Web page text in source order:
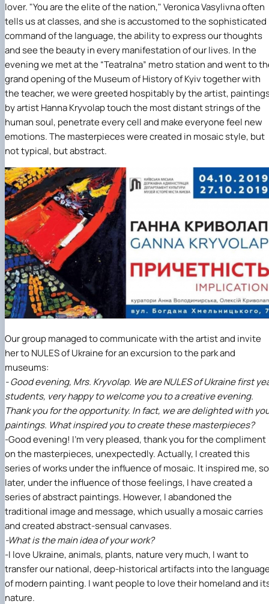
Іноземні мови
Працевлаштування
Їдальні та буфети
Студентські квитки
Центр вивчення мов
Психологічна підтримка
Інклюзивне середовище
Рада молодих вчених
Наукові школи
Стартап школа НУБіП України
Методичні рекомендації, пам'ятки
Форми документів
Патентно-ліцензійна діяльність
ЦКНО «Агропромисловий комплекс, лісове і
садово-паркове господарство, ветеринарна
медицина»
Обладнання НУБіП України
Біоетична комісія
Наукові видання
Досліднику та автору
Звіт про проведення НТЗ
Наукові журнали НУБіП України
Наукові журнали НУБіП України (English)
Пам'ятка про проведення науково-
заходів
Порядок планування та організації
проведення НТЗ
Результати науково-технічних заходів
Монографії
Наука для бізнесу
Каталог наукових послуг
«SEB-2024»
«SEB-2025»
Наглядова рада
Рада роботодавців
Благодійний фонд «Голосіївська ініціатива
2020»
Історія університету
Видатні випускники та працівники
Звіт ректора
Пам'яті захисників України
Почесні доктори і професори НУБіП України
Пресслужба
Університетський кур'єр
Вибори ректора
Програма розвитку університету
ініціатива – 2025»
Доступ до публічної інформації
Державні закупівлі
Офіційна символіка
Антикорупційні заходи
Уповноважена особа з питань запобігання
виявлення корупції
Положення про антикорупційного
уповноваженого НУБіП України
Національні нормативно-правові акти
Нормативно-правові акти НУБіП України
Інформаційні ресурси НАЗК
Методичні роз’яснення НАЗК
Гендерна радниця
Контактна інформація
lover. "You are the elite of the nation," Veronica Vasylivna often
tells us at classes, and she is accustomed to the sophisticated
command of the language, the ability to express our thoughts
and see the beauty in every manifestation of our lives. In the
evening we met at the “Teatralna” metro station and went to
grand opening of the Museum of History of Kyiv together with
the teacher, we were greeted hospitably by the artist,
by artist Hanna Kryvolap touch the most distant strings of the
human soul, penetrate every cell and make everyone feel new
emotions. The masterpieces were created in mosaic style, but
not typical, but abstract.
Our group managed to communicate with the artist and invite
her to NULES of Ukraine for an excursion to the park and
museums:
- Good evening, Mrs. Kryvolap. We are NULES of Ukraine first
students, very happy to welcome you to a creative evening.
Thank you for the opportunity. In fact, we are delighted with
paintings. What inspired you to create these masterpieces?
-Good evening! I'm very pleased, thank you for the compliment
on the masterpieces, unexpectedly. Actually, I created this
series of works under the influence of mosaic. It inspired me, so
later, under the influence of those feelings, I have created a
series of abstract paintings. However, I abandoned the
traditional image and message, which usually a mosaic carries
and created abstract-sensual canvases.
-What is the main idea of your work?
-I love Ukraine, animals, plants, nature very much, I want to
transfer our national, deep-historical artifacts into the
of modern painting. I want people to love their homeland and
nature.